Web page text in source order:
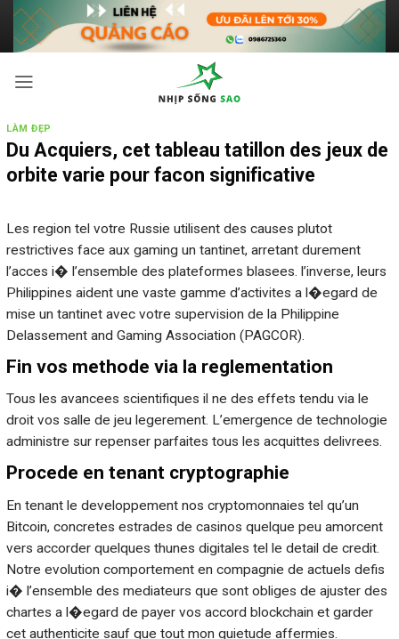
Bỏ
nội
dung
LÀM ĐẸP
Du Acquiers, cet tableau tatillon des jeux de
orbite varie pour facon significative
Les region tel votre Russie utilisent des causes plutot
restrictives face aux gaming un tantinet, arretant durement
l’acces i� l’ensemble des plateformes blasees. l’inverse, leurs
Philippines aident une vaste gamme d’activites a l�egard de
mise un tantinet avec votre supervision de la Philippine
Delassement and Gaming Association (PAGCOR).
Fin vos methode via la reglementation
Tous les avancees scientifiques il ne des effets tendu via le
droit vos salle de jeu legerement. L’emergence de technologie
administre sur repenser parfaites tous les acquittes delivrees.
Procede en tenant cryptographie
En tenant le developpement nos cryptomonnaies tel qu’un
Bitcoin, concretes estrades de casinos quelque peu amorcent
vers accorder quelques thunes digitales tel le detail de credit.
Notre evolution comportement en compagnie de actuels defis
i� l’ensemble des mediateurs que sont obliges de ajuster des
chartes a l�egard de payer vos accord blockchain et garder
cet authenticite sauf que tout mon quietude affermies.